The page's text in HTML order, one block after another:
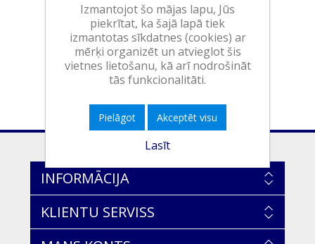
INFORMĀCIJA
KLIENTU SERVISS
Izmantojot šo mājas lapu, Jūs
piekrītat, ka šajā lapā tiek
izmantotas sīkdatnes (cookies) ar
mērķi organizēt un atvieglot šis
vietnes lietošanu, kā arī nodrošināt
tās funkcionalitāti.
Pielāgot Akceptēt visu
Lasīt